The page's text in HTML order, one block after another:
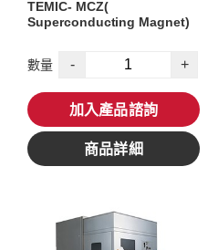
TEMIC- MCZ(
Superconducting Magnet)
數量 - +
加入產品諮詢
商品詳細